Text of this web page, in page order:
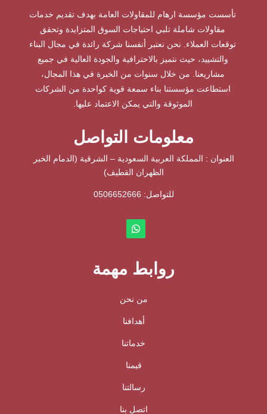
تأسست مؤسسة ارهام للمقاولات العامة بهدف تقديم خدمات
مقاولات شاملة تلبي احتياجات السوق المتزايدة وتحقق
توقعات العملاء. نحن نعتبر أنفسنا شركة رائدة في مجال البناء
والتشييد، حيث نتميز بالاحترافية والجودة العالية في جميع
مشاريعنا. من خلال سنوات من الخبرة في هذا المجال،
استطاعت مؤسستنا بناء سمعة قوية كواحدة من الشركات
الموثوقة والتي يمكن الاعتماد عليها.
معلومات التواصل
العنوان : المملكة العربية السعودية – الشرقية (الدمام الخبر
الظهران القطيف)
للتواصل: ⁦ 0506652666
روابط مهمة
من نحن
أهدافنا
خدماتنا
قيمنا
رسالتنا
اتصل بنا